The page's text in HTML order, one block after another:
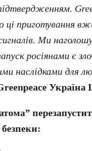
ці приготування
Ми
росіянами є
наслідками для
Україна